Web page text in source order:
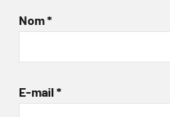
Nom*
E-mail *